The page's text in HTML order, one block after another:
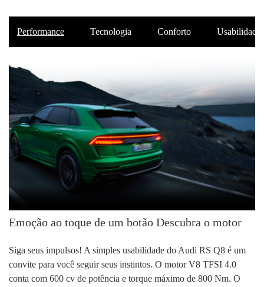
Performance Tecnologia Conforto Usabilidade
Emoção ao toque de um botão Descubra o motor
Siga seus impulsos! A simples usabilidade do Audi RS Q8 é um
convite para você seguir seus instintos. O motor V8 TFSI 4.0
conta com 600 cv de potência e torque máximo de 800 Nm. O